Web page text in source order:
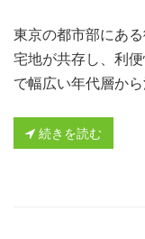
東京の都市部にあ
宅地が共存し、利
で幅広い年代層から
続きを読む